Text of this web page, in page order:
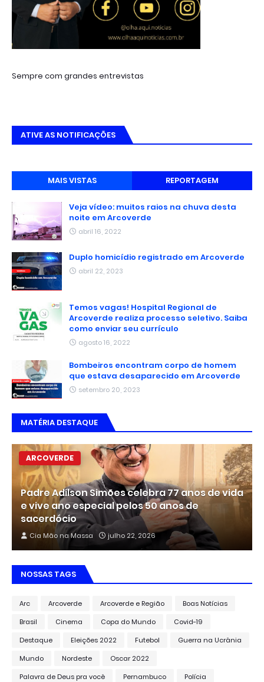
Sempre com grandes entrevistas
ATIVE AS NOTIFICAÇÕES
MAIS VISTAS REPORTAGEM
Veja vídeo: muitos raios na chuva desta
noite em Arcoverde
abril 16, 2022
Duplo homicídio registrado em Arcoverde
abril 22, 2023
Temos vagas! Hospital Regional de
Arcoverde realiza processo seletivo. Saiba
como enviar seu currículo
agosto 16, 2022
Bombeiros encontram corpo de homem
que estava desaparecido em Arcoverde
setembro 20, 2023
MATÉRIA DESTAQUE
ARCOVERDE
Padre Adilson Simões celebra 77 anos de vida
e vive ano especial pelos 50 anos de
sacerdócio
Cia Mão na Massa julho 22, 2026
NOSSAS TAGS
Arc Arcoverde Arcoverde e Região
Boas Notícias
Brasil
Cinema Copa do Mundo
Covid-19
Destaque
Eleições 2022 Futebol
Guerra na Ucrânia
Mundo
Nordeste
Oscar 2022
Palavra de Deus pra você
Pernambuco
Polícia